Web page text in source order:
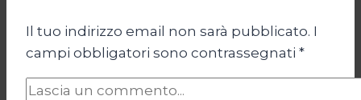
Il tuo indirizzo email non sarà pubblicato. I
campi obbligatori sono contrassegnati *